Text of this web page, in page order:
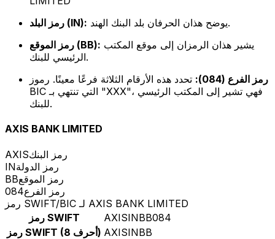
رمز البلد (IN):
يوضح هذان الحرفان بلد البنك الهند.
رمز الموقع (BB):
الرئيسي للبنك.
رمز الفرع (084):
تحدد هذه الأرقام الثلاثة فرعًا معينًا. رموز
BIC التي تنتهي بـ "XXX"، فهي تشير إلى المكتب الرئيسي
للبنك.
AXIS BANK LIMITED
AXISرمز البنك
INرمز الدولة
BBرمز الموقع
084رمز الفرع
رمز SWIFT/BIC لـ AXIS BANK LIMITED
رمز SWIFT
AXISINBB084
رمز SWIFT (8 أحرف) AXISINBB